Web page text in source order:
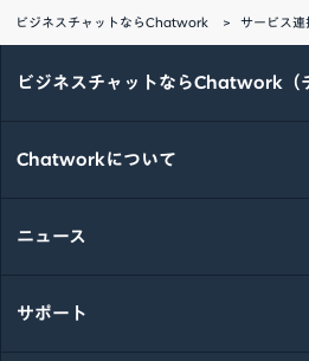
ビジネスチャットならChatwork サービス連
ビジネスチャットならChatwork（
Chatworkについて
ニュース
サポート